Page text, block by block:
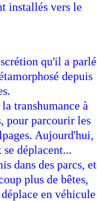
installés vers le
qu'il a parlé
depuis
transhumance à
pour parcourir les
Aujourd'hui,
déplacent...
dans des parcs, et
plus de bêtes,
en véhicule